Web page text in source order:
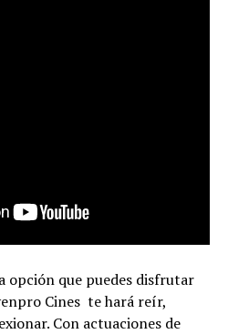
opción que puedes disfrutar
Cines te hará reír,
Con actuaciones de